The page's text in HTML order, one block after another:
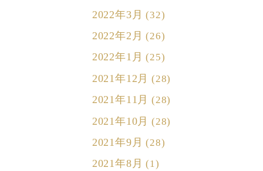
2022年3月 (32)
2022年2月 (26)
2022年1月 (25)
2021年12月 (28)
2021年11月 (28)
2021年10月 (28)
2021年9月 (28)
2021年8月 (1)